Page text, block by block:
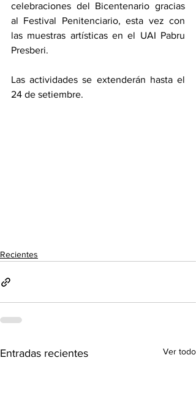
celebraciones del Bicentenario gracias
al Festival Penitenciario, esta vez con
las muestras artísticas en el UAI Pabru
Presberi.
Las actividades se extenderán hasta el
24 de setiembre.
Recientes
Entradas recientes Ver todo